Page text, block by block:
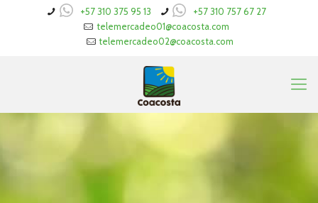
+57 310 375 95 13
+57 310 757 67 27
telemercadeo01@coacosta.com
telemercadeo02@coacosta.com